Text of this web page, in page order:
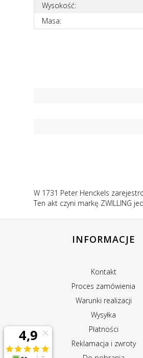
Wysokość:
Masa:
W 1731 Peter Henckels
Ten akt czyni markę ZWILLING
INFORMACJE
Kontakt
Proces zamówienia
Warunki realizacji
Wysyłka
Płatności
Reklamacja i zwroty